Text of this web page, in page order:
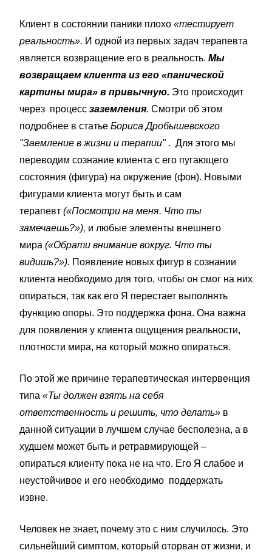
Клиент в состоянии паники плохо «тестирует
реальность». И одной из первых задач терапевта
является возвращение его в реальность. Мы
возвращаем клиента из его «панической
картины мира» в привычную. Это происходит
через процесс заземления. Смотри об этом
подробнее в статье Бориса Дробышевского
"Заемление в жизни и терапии". Для этого мы
переводим сознание клиента с его пугающего
состояния (фигура) на окружение (фон). Новыми
фигурами клиента могут быть и сам
терапевт («Посмотри на меня. Что ты
замечаешь?»), и любые элементы внешнего
мира («Обрати внимание вокруг. Что ты
видишь?»). Появление новых фигур в сознании
клиента необходимо для того, чтобы он смог на них
опираться, так как его Я перестает выполнять
функцию опоры. Это поддержка фона. Она важна
для появления у клиента ощущения реальности,
плотности мира, на который можно опираться.
По этой же причине терапевтическая интервенция
типа «Ты должен взять на себя
ответственность и решить, что делать» в
данной ситуации в лучшем случае бесполезна, а в
худшем может быть и ретравмирующей –
опираться клиенту пока не на что. Его Я слабое и
неустойчивое и его необходимо поддержать
извне.
Человек не знает, почему это с ним случилось. Это
сильнейший симптом, который оторван от жизни, и